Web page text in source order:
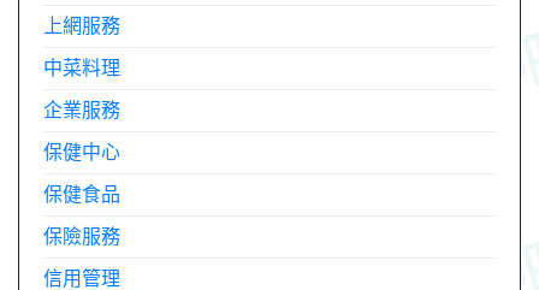
上網服務
中菜料理
企業服務
保健中心
保健食品
保險服務
信用管理